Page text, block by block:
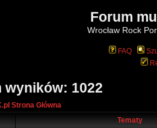
Forum
Wrocław Rock
FAQ
wyników: 1022
Strona Główna
Tematy